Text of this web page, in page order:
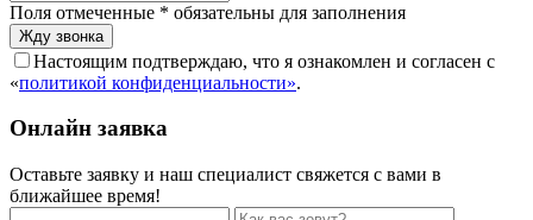
Поля отмеченные * обязательны для заполнения
Настоящим подтверждаю, что я ознакомлен и согласен с
«политикой конфиденциальности».
Онлайн заявка
Оставьте заявку и наш специалист свяжется с вами в
ближайшее время!